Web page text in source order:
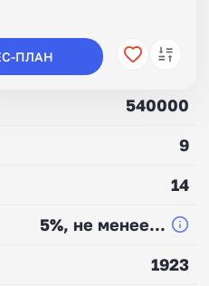
ПЛАН
540000
9
14
5%, не менее...
1923